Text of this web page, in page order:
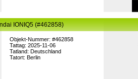
Objekt-Nummer: #462858
Tattag: 2025-11-06
Tatland: Deutschland
Tatort: Berlin
IONIQ5 (#462858)